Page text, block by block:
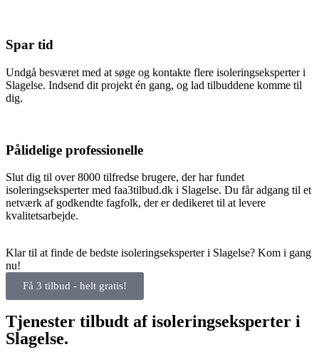
Spar tid
Undgå besværet med at søge og kontakte flere isoleringseksperter i
Slagelse. Indsend dit projekt én gang, og lad tilbuddene komme til
dig.
Pålidelige professionelle
Slut dig til over 8000 tilfredse brugere, der har fundet
isoleringseksperter med faa3tilbud.dk i Slagelse. Du får adgang til et
netværk af godkendte fagfolk, der er dedikeret til at levere
kvalitetsarbejde.
Klar til at finde de bedste isoleringseksperter i Slagelse? Kom i gang
nu!
Få 3 tilbud - helt gratis!
Tjenester tilbudt af isoleringseksperter i
Slagelse.